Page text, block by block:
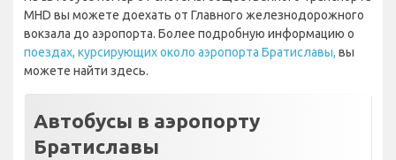
MHD вы можете доехать от Главного железнодорожного
вокзала до аэропорта. Более подробную информацию о
поездах, курсирующих около аэропорта Братиславы, вы
можете найти здесь.
Автобусы в аэропорту
Братиславы